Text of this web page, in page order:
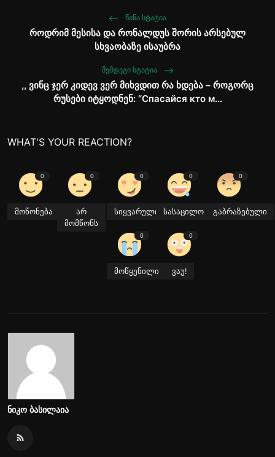
ᲬᲘᲜᲐ ᲡᲢᲐᲢᲘᲐ
როდრიმ მესისა და რონალდუს შორის არსებულ
სხვაობაზე ისაუბრა
ᲨᲔᲛᲓᲔᲒᲘ ᲡᲢᲐᲢᲘᲐ
,, ვინც ჯერ კიდევ ვერ მიხვდით რა ხდება – როგორც
რუსები იტყოდნენ: “Спасайся кто м...
WHAT'S YOUR REACTION?
0
მოწონება
0
არ
მომწონს
0
სიყვარული
0
სასაცილო
0
გაბრაზებული
0
მოწყენილი
0
ვაუ!
ნიკო ბასილაია